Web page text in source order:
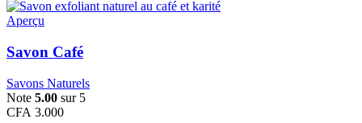
Aperçu
Savon Café
Savons Naturels
Note 5.00 sur 5
CFA 3.000